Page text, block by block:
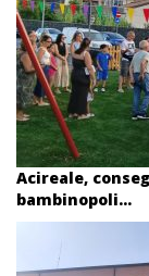
Acireale,
bambinopoli...